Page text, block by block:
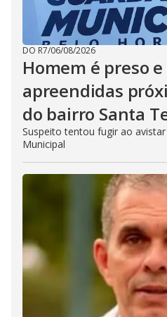
DO R7/06/08/2026
Homem é preso
apreendidas
do bairro Santa
Suspeito tentou fugir ao
Municipal